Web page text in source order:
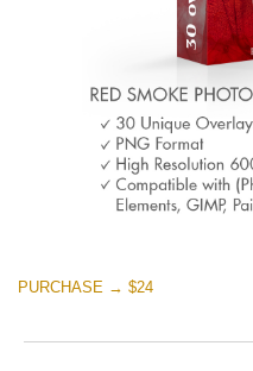
PURCHASE → $24